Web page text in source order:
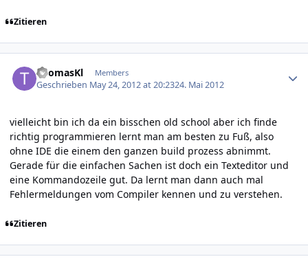
Zitieren
ThomasKl Members
Geschrieben May 24, 2012 at 20:2324. Mai 2012
vielleicht bin ich da ein bisschen old school aber ich finde
richtig programmieren lernt man am besten zu Fuß, also
ohne IDE die einem den ganzen build prozess abnimmt.
Gerade für die einfachen Sachen ist doch ein Texteditor und
eine Kommandozeile gut. Da lernt man dann auch mal
Fehlermeldungen vom Compiler kennen und zu verstehen.
Zitieren